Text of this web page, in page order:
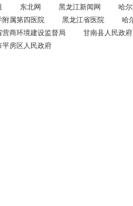
东北网 黑龙江新闻网
哈
附属第四医院 黑龙江省医院
哈
营商环境建设监督局
甘南县人民政府
平房区人民政府